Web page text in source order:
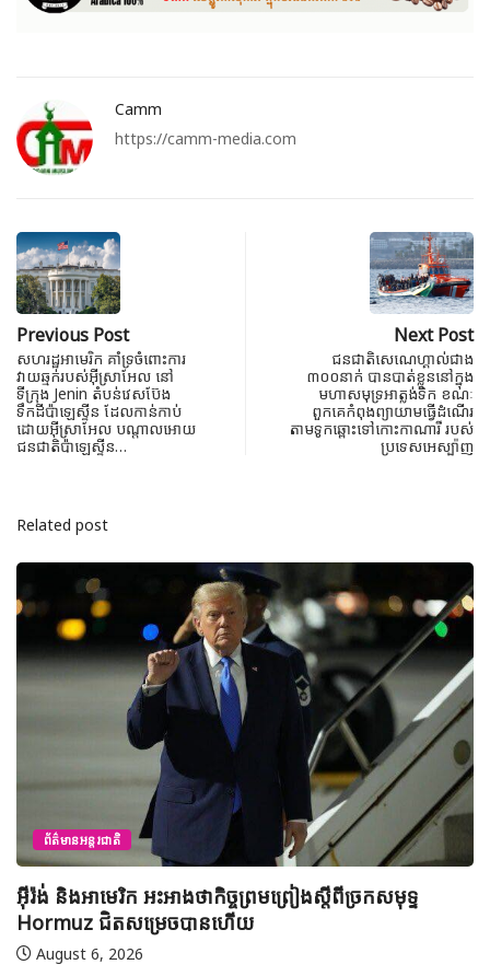
Camm
https://camm-media.com
Previous Post
សហរដ្ឋអាមេរិក គាំទ្រចំពោះការ
វាយឆ្មក់របស់អ៊ីស្រាអែល នៅ
ទីក្រុង Jenin តំបន់វេសប៊ែង
ទឹកដីប៉ាឡេស្ទីន ដែលកាន់កាប់
ដោយអ៊ីស្រាអែល បណ្តាលអោយ
ជនជាតិប៉ាឡេស្ទីន…
Next Post
ជនជាតិសេណេហ្គាល់ជាង
៣០០នាក់ បានបាត់ខ្លួននៅក្នុង
មហាសមុទ្រអាត្លង់ទិក ខណៈ
ពួកគេកំពុងព្យាយាមធ្វើដំណើរ
តាមទូកឆ្ពោះទៅកោះកាណារី របស់
ប្រទេសអេស្ប៉ាញ
Related post
ព័ត៌មានជាតិ
យុវសិស្សកម្ពុជា២រូបចូលរួមប្រឡងទន្ទេញគម្ពីរអាល់គូរអានចាំ
មាត់លំដាប់ពិភពលោក លើកទី៤៦ នៅទីក្រុងម៉ាក់កះ ប្រទេស
អារ៉ាប៊ីសាអូឌីត
August 7, 2026